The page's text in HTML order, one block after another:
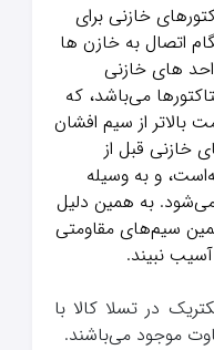
خازنی برای
اتصال به خازن ها
های خازنی
می‌باشد، که
بالاتر از سیم افشان
خازنی قبل از
و به وسیله
به همین دلیل
سیم‌های مقاومتی
نبیند.
در تسلا کالا با
موجود می‌باشند.